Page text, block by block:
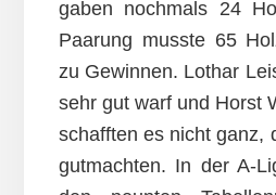
gaben nochmals 24
Paarung musste 65
zu Gewinnen. Lothar
sehr gut warf und Horst
schafften es nicht ganz,
gutmachten. In der A-